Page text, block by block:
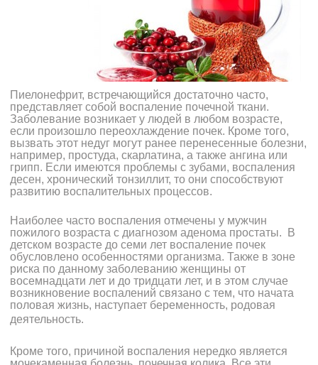
Пиелонефрит, встречающийся достаточно часто,
представляет собой воспаление почечной ткани.
Заболевание возникает у людей в любом возрасте,
если произошло переохлаждение почек. Кроме того,
вызвать этот недуг могут ранее перенесенные болезни,
например, простуда, скарлатина, а также ангина или
грипп. Если имеются проблемы с зубами, воспаления
десен, хронический тонзиллит, то они способствуют
развитию воспалительных процессов.
Наиболее часто воспаления отмечены у мужчин
пожилого возраста с диагнозом аденома простаты. В
детском возрасте до семи лет воспаление почек
обусловлено особенностями организма. Также в зоне
риска по данному заболеванию женщины от
восемнадцати лет и до тридцати лет, и в этом случае
возникновение воспалений связано с тем, что начата
половая жизнь, наступает беременность, родовая
деятельность.
Кроме того, причиной воспаления нередко является